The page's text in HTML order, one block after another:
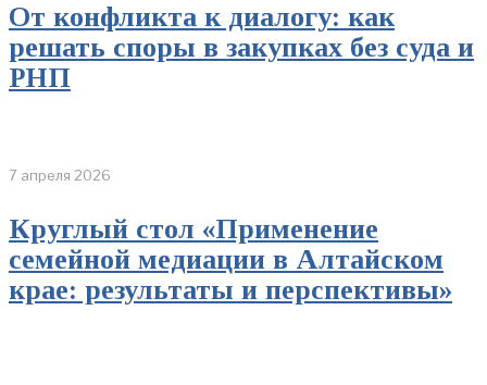
От конфликта к диалогу: как
решать споры в закупках без суда и
РНП
7 апреля 2026
Круглый стол «Применение
семейной медиации в Алтайском
крае: результаты и перспективы»